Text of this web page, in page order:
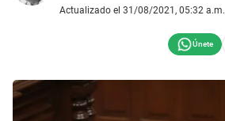
Actualizado el 31/08/2021, 05:32 a.m.